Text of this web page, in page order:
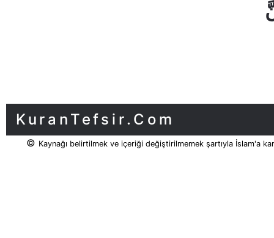
اِنَّ
KuranTefsir.Com
© Kaynağı belirtilmek ve içeriği değiştirilmemek şartıyla İslam'a